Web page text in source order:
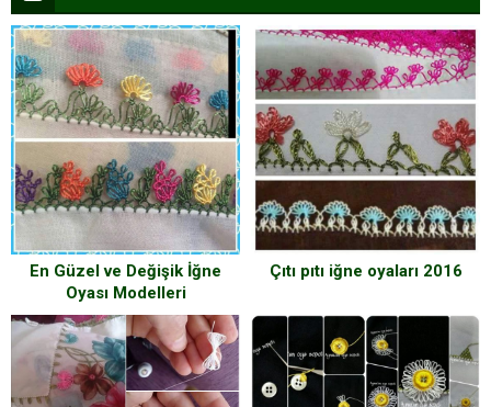
En Güzel ve Değişik İğne
Oyası Modelleri
Çıtı pıtı iğne oyaları 2016